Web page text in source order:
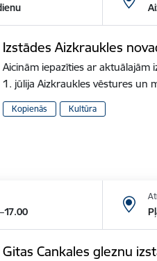
Izstādes Aizkraukles
Aicinām iepazīties ar aktuālajām
1. jūlija Aizkraukles vēstures un
Kopienās Kultūra
Gitas Cankales gleznu